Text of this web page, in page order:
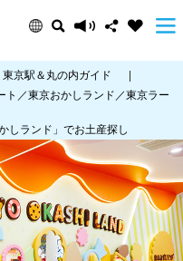
東京駅＆丸の内ガイド
|
／東京おかしランド／東京ラー
しランド」でお土産探し